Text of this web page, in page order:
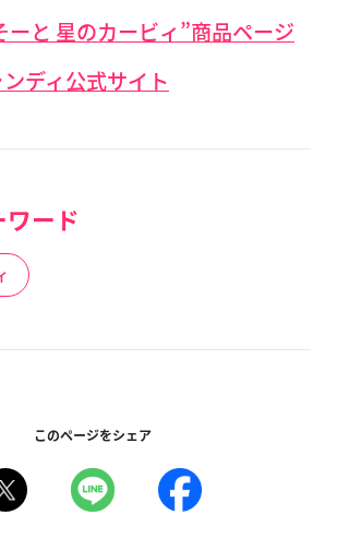
ーと 星のカービィ”商品ページ
ディ公式サイト
ード
このページをシェア